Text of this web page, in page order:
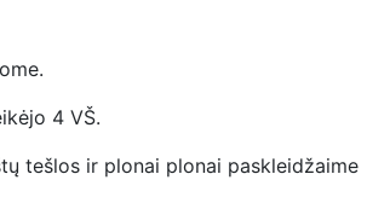
4 VŠ.
tešlos ir plonai plonai paskleidžaime